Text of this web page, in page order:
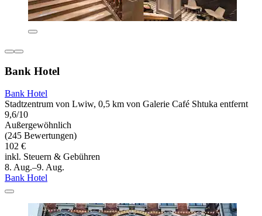
Bank Hotel
Bank Hotel
Stadtzentrum von Lwiw, 0,5 km von Galerie Café Shtuka entfernt
9,6/10
Außergewöhnlich
(245 Bewertungen)
102 €
inkl. Steuern & Gebühren
8. Aug.–9. Aug.
Bank Hotel